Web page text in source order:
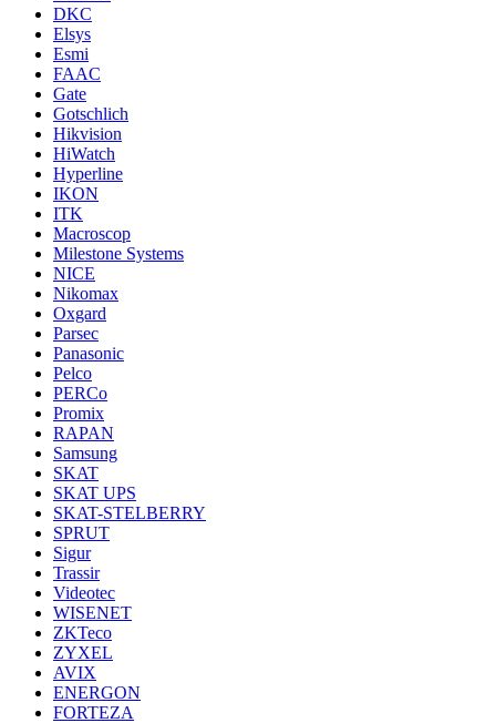
DKC
Elsys
Esmi
FAAC
Gate
Gotschlich
Hikvision
HiWatch
Hyperline
IKON
ITK
Macroscop
Milestone Systems
NICE
Nikomax
Oxgard
Parsec
Panasonic
Pelco
PERCo
Promix
RAPAN
Samsung
SKAT
SKAT UPS
SKAT-STELBERRY
SPRUT
Sigur
Trassir
Videotec
WISENET
ZKTeco
ZYXEL
AVIX
ENERGON
FORTEZA